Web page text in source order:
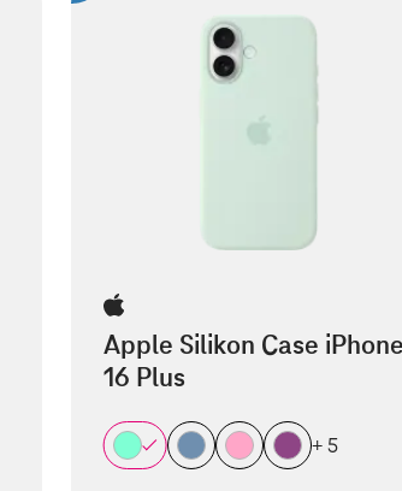
Apple Silikon Case iPhone
16 Plus
+ 5